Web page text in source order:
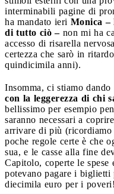
interminabili pagine di
ha mandato ieri Monica –
di tutto ciò –non mi ha
accesso di risarella
certezza che sarò in
quindicimila anni).
Insomma, ci stiamo
con la leggerezza di chi
bellissimo per esempio
saranno necessari a
arrivare di più (ricordiamo
poche regole certe è che
sua, e le casse alla fine
Capitolo, coperte le
potevano pagare i
diecimila euro per i